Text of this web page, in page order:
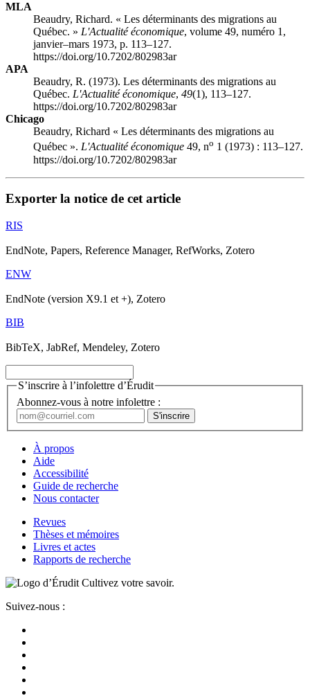
MLA
Beaudry, Richard. « Les déterminants des migrations au
Québec. » L'Actualité économique, volume 49, numéro 1,
janvier–mars 1973, p. 113–127.
https://doi.org/10.7202/802983ar
APA
Beaudry, R. (1973). Les déterminants des migrations au
Québec. L'Actualité économique, 49(1), 113–127.
https://doi.org/10.7202/802983ar
Chicago
Beaudry, Richard « Les déterminants des migrations au
Québec ». L'Actualité économique 49, no 1 (1973) : 113–127.
https://doi.org/10.7202/802983ar
Exporter la notice de cet article
RIS
EndNote, Papers, Reference Manager, RefWorks, Zotero
ENW
EndNote (version X9.1 et +), Zotero
BIB
BibTeX, JabRef, Mendeley, Zotero
S’inscrire à l’infolettre d’Érudit
Abonnez-vous à notre infolettre :
À propos
Aide
Accessibilité
Guide de recherche
Nous contacter
Revues
Thèses et mémoires
Livres et actes
Rapports de recherche
Cultivez votre savoir.
Suivez-nous :